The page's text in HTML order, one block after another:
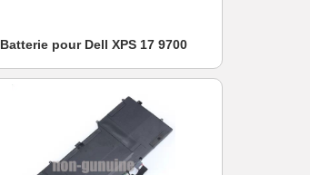
Batterie pour Dell XPS 17 9700